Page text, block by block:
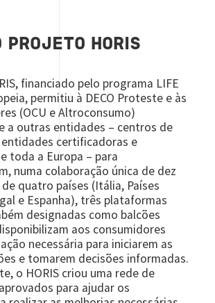
PROJETO HORIS
financiado pelo programa LIFE
permitiu à DECO Proteste e às
(OCU e Altroconsumo)
a outras entidades – centros de
certificadoras e
toda a Europa – para
numa colaboração única de dez
quatro países (Itália, Países
e Espanha), três plataformas
designadas como balcões
aos consumidores
necessária para iniciarem as
e tomarem decisões informadas.
o HORIS criou uma rede de
para ajudar os